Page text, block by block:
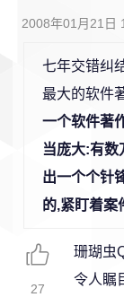
2008年01月21日
七年交错纠
最大的软件
一个软件著
当庞大:有数
出一个个针
的,紧盯着案
珊瑚虫
令人瞩
27